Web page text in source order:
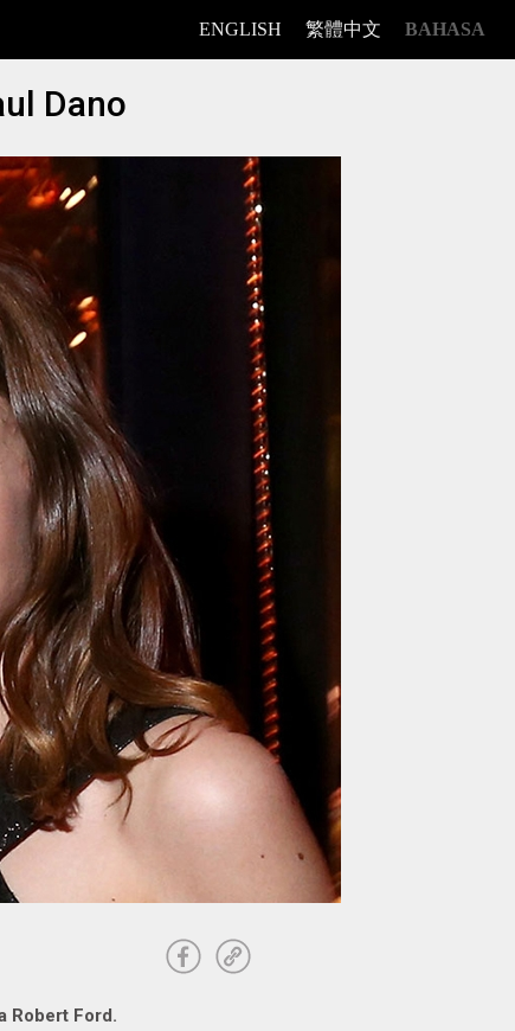
ENGLISH 繁體中文 BAHASA
Dano
Robert Ford.